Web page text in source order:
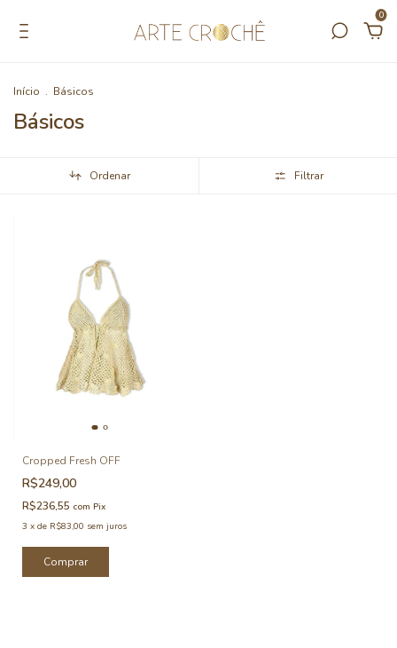
0
Início . Básicos
Básicos
Ordenar Filtrar
Cropped Fresh OFF
R$249,00
R$236,55 com Pix
3 x de R$83,00 sem juros
Comprar